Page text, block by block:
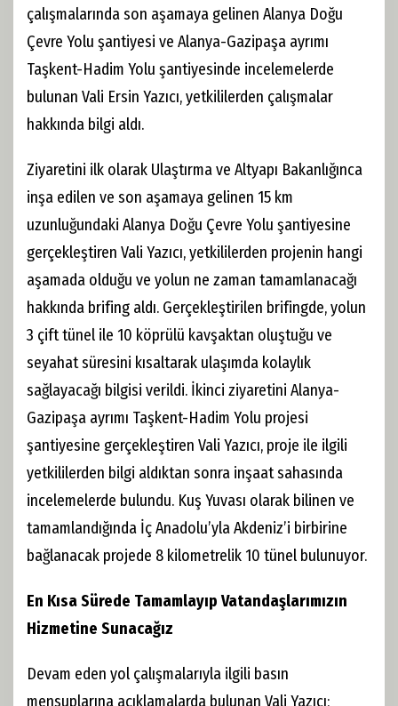
çalışmalarında son aşamaya gelinen Alanya Doğu
Çevre Yolu şantiyesi ve Alanya-Gazipaşa ayrımı
Taşkent-Hadim Yolu şantiyesinde incelemelerde
bulunan Vali Ersin Yazıcı, yetkililerden çalışmalar
hakkında bilgi aldı.
Ziyaretini ilk olarak Ulaştırma ve Altyapı Bakanlığınca
inşa edilen ve son aşamaya gelinen 15 km
uzunluğundaki Alanya Doğu Çevre Yolu şantiyesine
gerçekleştiren Vali Yazıcı, yetkililerden projenin hangi
aşamada olduğu ve yolun ne zaman tamamlanacağı
hakkında brifing aldı. Gerçekleştirilen brifingde, yolun
3 çift tünel ile 10 köprülü kavşaktan oluştuğu ve
seyahat süresini kısaltarak ulaşımda kolaylık
sağlayacağı bilgisi verildi. İkinci ziyaretini Alanya-
Gazipaşa ayrımı Taşkent-Hadim Yolu projesi
şantiyesine gerçekleştiren Vali Yazıcı, proje ile ilgili
yetkililerden bilgi aldıktan sonra inşaat sahasında
incelemelerde bulundu. Kuş Yuvası olarak bilinen ve
tamamlandığında İç Anadolu’yla Akdeniz’i birbirine
bağlanacak projede 8 kilometrelik 10 tünel bulunuyor.
En Kısa Sürede Tamamlayıp Vatandaşlarımızın
Hizmetine Sunacağız
Devam eden yol çalışmalarıyla ilgili basın
mensuplarına açıklamalarda bulunan Vali Yazıcı;